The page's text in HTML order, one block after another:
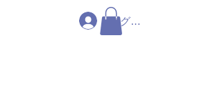
ログイン